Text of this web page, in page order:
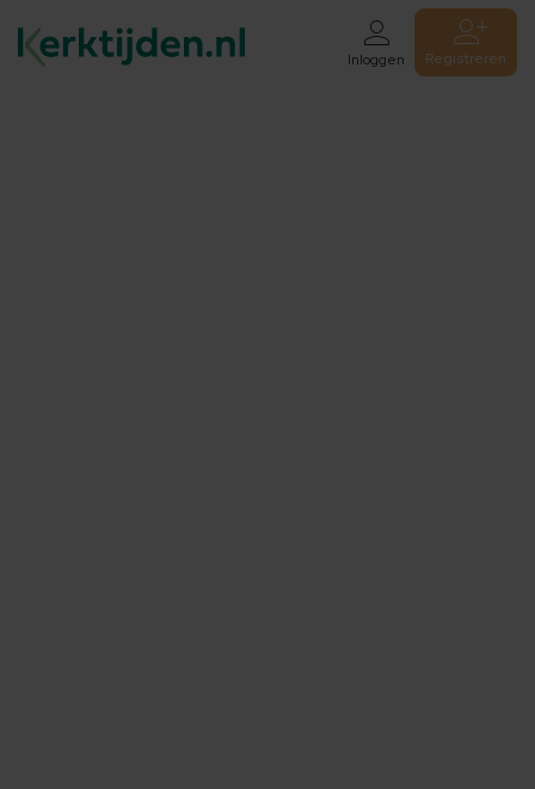
Inloggen Registreren